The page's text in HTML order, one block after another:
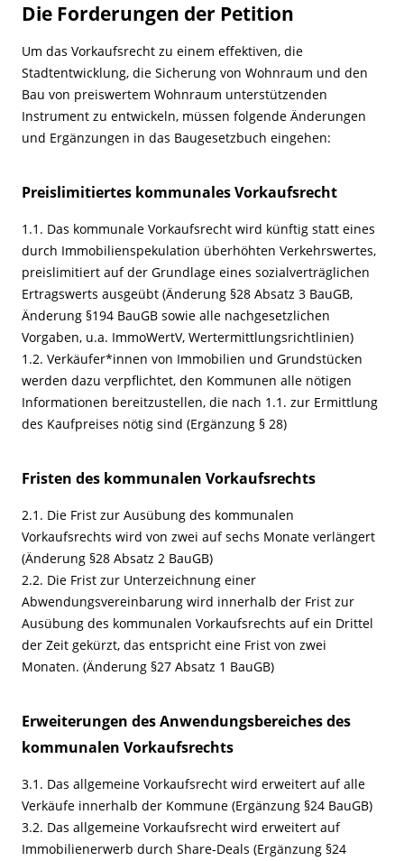
Die Forderungen der Petition
Um das Vorkaufsrecht zu einem effektiven, die
Stadtentwicklung, die Sicherung von Wohnraum und den
Bau von preiswertem Wohnraum unterstützenden
Instrument zu entwickeln, müssen folgende Änderungen
und Ergänzungen in das Baugesetzbuch eingehen:
Preislimitiertes kommunales Vorkaufsrecht
1.1. Das kommunale Vorkaufsrecht wird künftig statt eines
durch Immobilienspekulation überhöhten Verkehrswertes,
preislimitiert auf der Grundlage eines sozialverträglichen
Ertragswerts ausgeübt (Änderung §28 Absatz 3 BauGB,
Änderung §194 BauGB sowie alle nachgesetzlichen
Vorgaben, u.a. ImmoWertV, Wertermittlungsrichtlinien)
1.2. Verkäufer*innen von Immobilien und Grundstücken
werden dazu verpflichtet, den Kommunen alle nötigen
Informationen bereitzustellen, die nach 1.1. zur Ermittlung
des Kaufpreises nötig sind (Ergänzung § 28)
Fristen des kommunalen Vorkaufsrechts
2.1. Die Frist zur Ausübung des kommunalen
Vorkaufsrechts wird von zwei auf sechs Monate verlängert
(Änderung §28 Absatz 2 BauGB)
2.2. Die Frist zur Unterzeichnung einer
Abwendungsvereinbarung wird innerhalb der Frist zur
Ausübung des kommunalen Vorkaufsrechts auf ein Drittel
der Zeit gekürzt, das entspricht eine Frist von zwei
Monaten. (Änderung §27 Absatz 1 BauGB)
Erweiterungen des Anwendungsbereiches des
kommunalen Vorkaufsrechts
3.1. Das allgemeine Vorkaufsrecht wird erweitert auf alle
Verkäufe innerhalb der Kommune (Ergänzung §24 BauGB)
3.2. Das allgemeine Vorkaufsrecht wird erweitert auf
Immobilienerwerb durch Share-Deals (Ergänzung §24